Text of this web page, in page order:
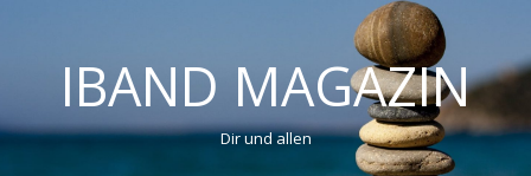
IBAND MAGAZIN
Dir und allen